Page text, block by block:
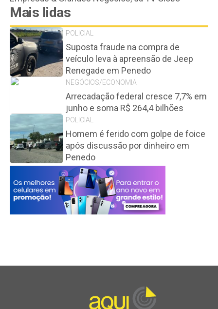
Mais lidas
POLICIAL
Suposta fraude na compra de
veículo leva à apreensão de Jeep
Renegade em Penedo
NEGÓCIOS/ECONOMIA
Arrecadação federal cresce 7,7% em
junho e soma R$ 264,4 bilhões
POLICIAL
Homem é ferido com golpe de foice
após discussão por dinheiro em
Penedo